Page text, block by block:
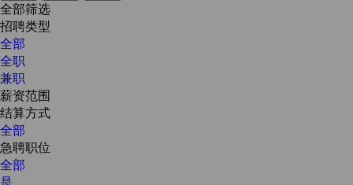
全部筛选
招聘类型
全部
全职
兼职
薪资范围
结算方式
全部
急聘职位
全部